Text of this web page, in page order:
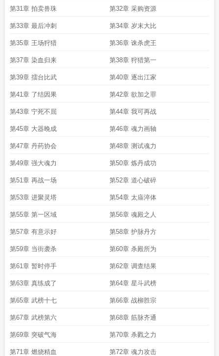
第31章 拍卖兽珠 第32章 采购资源
第33章 最后冲刺 第34章 岁末大比
第35章 王场狩猎 第36章 诛杀虎王
第37章 染血归来 第38章 狩猎第一
第39章 擂台比武 第40章 逐出江家
第41章 了结因果 第42章 欲加之罪
第43章 宁死不屈 第44章 我可再战
第45章 大器晚成 第46章 魂力画轴
第47章 丹药协会 第48章 测试魂力
第49章 强大魂力 第50章 炼丹成功
第51章 再战一场 第52章 道心破碎
第53章 进聚灵塔 第54章 太庙淬体
第55章 第一区域 第56章 魂殿之人
第57章 有意示好 第58章 护脉丹方
第59章 当街袭杀 第60章 杀殿所为
第61章 暂时停手 第62章 调查结果
第63章 真练成了 第64章 星斗武榜
第65章 武榜十七 第66章 战柳胜宗
第67章 武榜第六 第68章 筋脉齐通
第69章 突破气海 第70章 杀戮之力
第71章 燃烧精血 第72章 魂力攻击